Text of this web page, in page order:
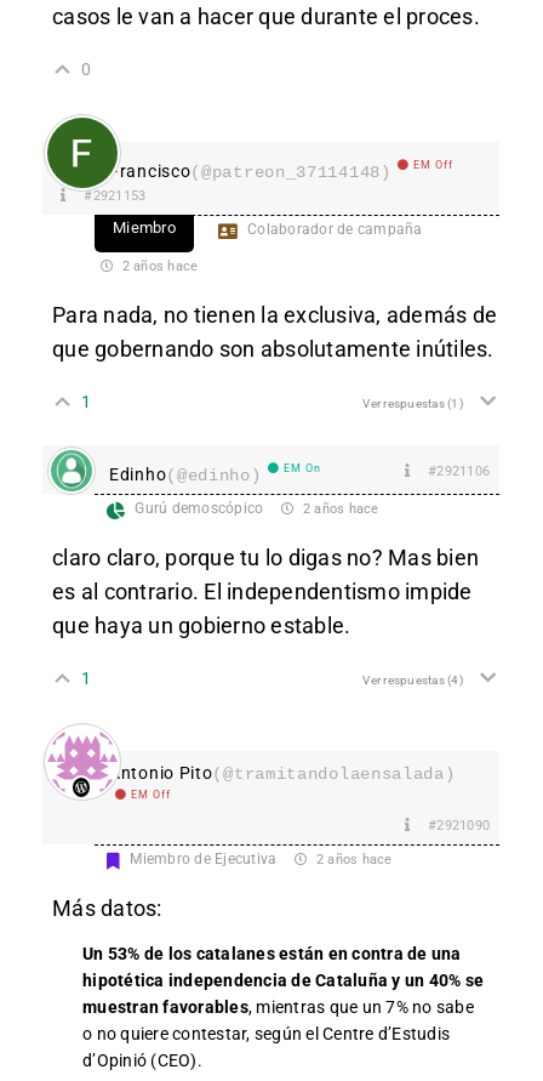
casos le van a hacer que durante el proces.
0
Francisco(@patreon_37114148) EM Off
#2921153
Miembro Colaborador de campaña
2 años hace
Para nada, no tienen la exclusiva, además de
que gobernando son absolutamente inútiles.
1 Ver respuestas(1)
Edinho(@edinho) EM On #2921106
Gurú demoscópico 2 años hace
claro claro, porque tu lo digas no? Mas bien
es al contrario. El independentismo impide
que haya un gobierno estable.
1 Ver respuestas(4)
Antonio Pito(@tramitandolaensalada)
EM Off
#2921090
Miembro de Ejecutiva 2 años hace
Más datos:
Un 53% de los catalanes están en contra de una
hipotética independencia de Cataluña y un 40% se
muestran favorables, mientras que un 7% no sabe
o no quiere contestar, según el Centre d’Estudis
d’Opinió (CEO).